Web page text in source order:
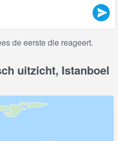
de eerste die reageert.
uitzicht, Istanboel